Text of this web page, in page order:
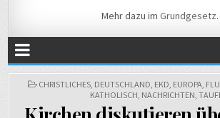
Mehr dazu im Grundgesetz.
POSTED
CHRISTLICHES, DEUTSCHLAND, EKD, EUROPA,
KATHOLISCH, NACHRICHTEN,